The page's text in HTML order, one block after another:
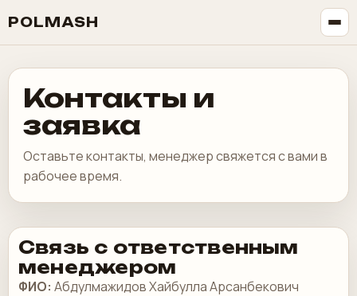
POLMASH
Контакты и
заявка
Оставьте контакты, менеджер свяжется с вами в
рабочее время.
Связь с ответственным
менеджером
ФИО: Абдулмажидов Хайбулла Арсанбекович